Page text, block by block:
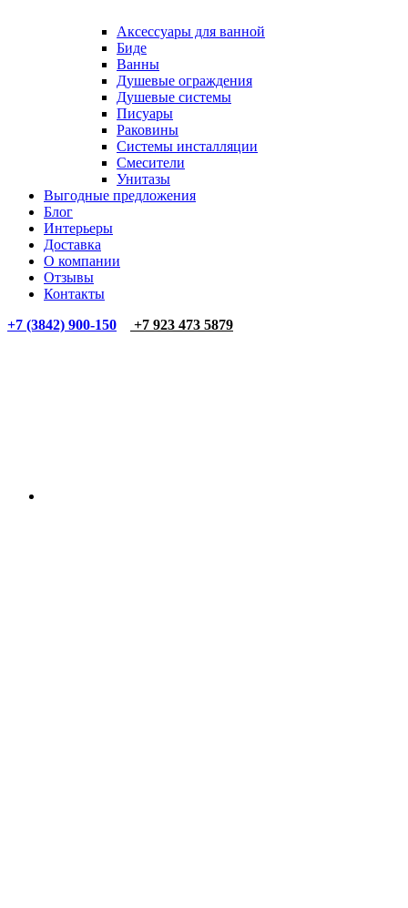
Аксессуары для ванной
Биде
Ванны
Душевые ограждения
Душевые системы
Писуары
Раковины
Системы инсталляции
Смесители
Унитазы
Выгодные предложения
Блог
Интерьеры
Доставка
О компании
Отзывы
Контакты
+7 (3842) 900-150
+7 923 473 5879